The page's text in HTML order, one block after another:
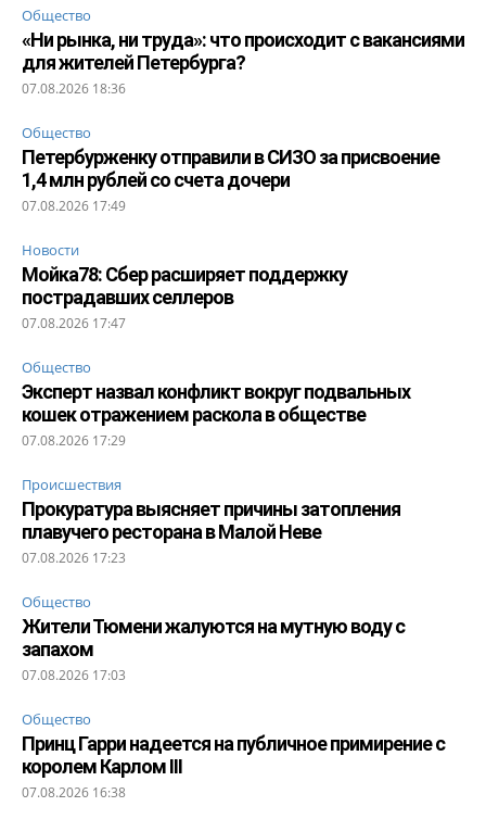
Общество
«Ни рынка, ни труда»: что происходит с вакансиями
для жителей Петербурга?
07.08.2026 18:36
Общество
Петербурженку отправили в СИЗО за присвоение
1,4 млн рублей со счета дочери
07.08.2026 17:49
Новости
Мойка78: Сбер расширяет поддержку
пострадавших селлеров
07.08.2026 17:47
Общество
Эксперт назвал конфликт вокруг подвальных
кошек отражением раскола в обществе
07.08.2026 17:29
Происшествия
Прокуратура выясняет причины затопления
плавучего ресторана в Малой Неве
07.08.2026 17:23
Общество
Жители Тюмени жалуются на мутную воду с
запахом
07.08.2026 17:03
Общество
Принц Гарри надеется на публичное примирение с
королем Карлом III
07.08.2026 16:38